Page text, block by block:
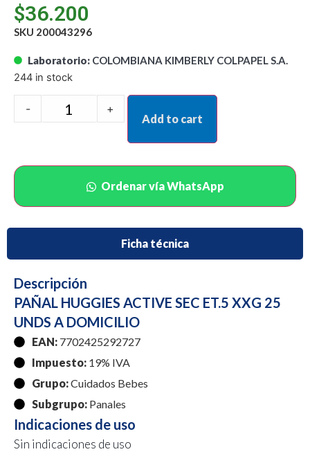
$36.200
SKU 200043296
Laboratorio: COLOMBIANA KIMBERLY COLPAPEL S.A.
244 in stock
- +
Add to cart
Ordenar vía WhatsApp
Ficha técnica
Descripción
PAÑAL HUGGIES ACTIVE SEC ET.5 XXG 25
UNDS A DOMICILIO
EAN: 7702425292727
Impuesto: 19% IVA
Grupo:Cuidados Bebes
Subgrupo: Panales
Indicaciones de uso
Sin indicaciones de uso